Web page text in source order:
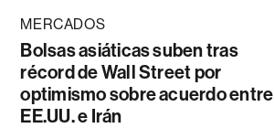
MERCADOS
Bolsas asiáticas suben tras
récord de Wall Street por
optimismo sobre acuerdo entre
EE.UU. e Irán